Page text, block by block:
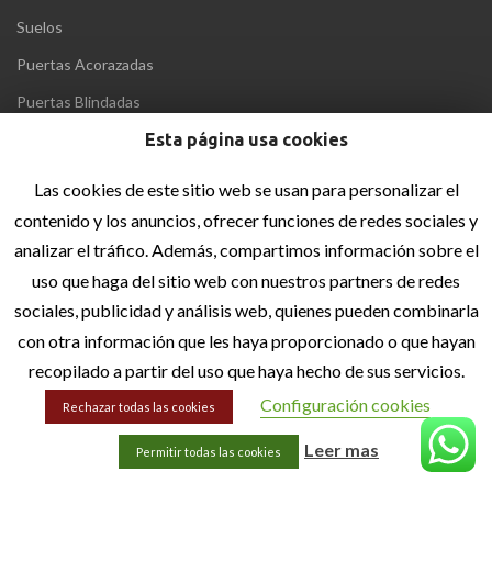
Suelos
Puertas Acorazadas
Puertas Blindadas
Quiénes Somos
Blog
Contacto
INFORMACIÓN LEGAL
Aviso Legal
Política de privacidad
Esta página usa cookies
Las cookies de este sitio web se usan para personalizar el
contenido y los anuncios, ofrecer funciones de redes sociales y
analizar el tráfico. Además, compartimos información sobre el
uso que haga del sitio web con nuestros partners de redes
sociales, publicidad y análisis web, quienes pueden combinarla
con otra información que les haya proporcionado o que hayan
recopilado a partir del uso que haya hecho de sus servicios.
Rechazar todas las cookies Configuración cookies
Permitir todas las cookies Leer mas